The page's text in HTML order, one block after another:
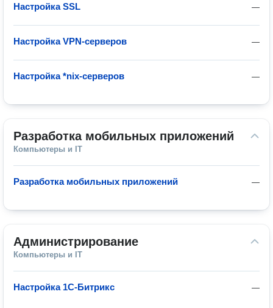
—
Настройка SSL
—
Настройка VPN-серверов
—
Настройка *nix-серверов
Разработка мобильных приложений
Компьютеры и IT
—
Разработка мобильных приложений
Администрирование
Компьютеры и IT
—
Настройка 1С-Битрикс